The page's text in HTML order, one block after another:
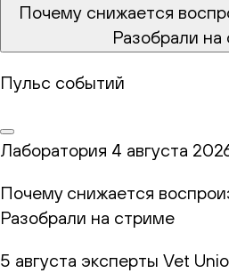
Почему снижается
Разобрали
Пульс событий
Лаборатория 4 августа
Почему снижается
Разобрали на стриме
5 августа эксперты Vet